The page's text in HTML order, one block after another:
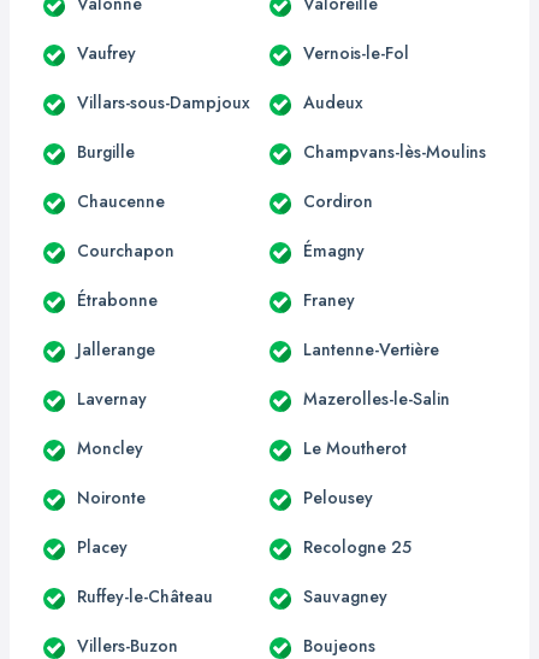
Vaufrey Vernois-le-Fol
Villars-sous-Dampjoux Audeux
Burgille Champvans-lès-Moulins
Chaucenne Cordiron
Courchapon Émagny
Étrabonne Franey
Jallerange Lantenne-Vertière
Lavernay Mazerolles-le-Salin
Moncley Le Moutherot
Noironte Pelousey
Placey Recologne 25
Ruffey-le-Château Sauvagney
Villers-Buzon Boujeons